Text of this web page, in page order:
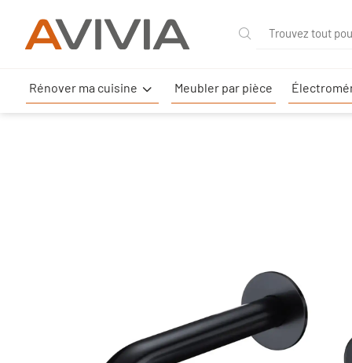
Rénover ma cuisine Meubler par pièce
Rénover ma
cuisine
pièce